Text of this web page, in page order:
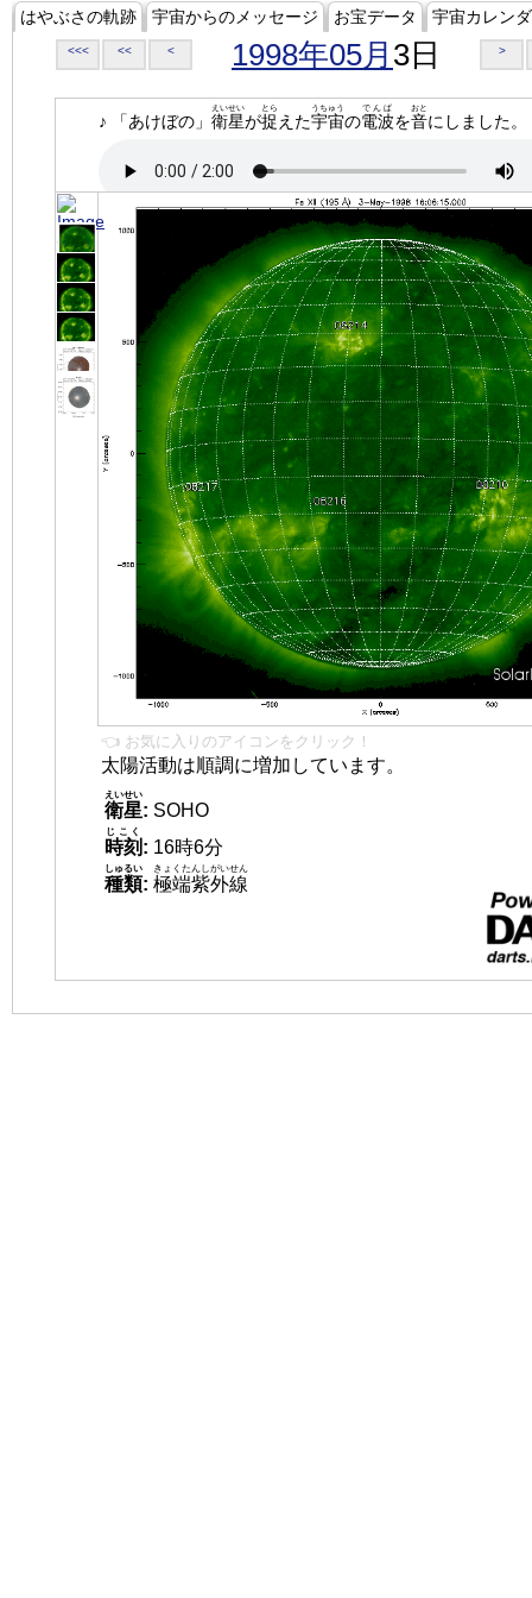
はやぶさの軌跡 宇宙からのメッセージ お宝データ 宇宙カレン
<<< << < 1998年05月 3日 >
♪ 「あけぼの」 衛星
えいせい
が捉
とら
えた宇宙
うちゅう
の電波
でんぱ
を音
おと
にしました。
👈 お気に入りのアイコンをクリック！
太陽活動は順調に増加しています。
衛星
えいせい
: SOHO
時刻
じこく
: 16時6分
種類
しゅるい
: 極端紫外線
きょくたんしがいせん